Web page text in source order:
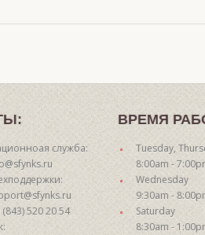
служба:
520 20 54
ВРЕМЯ
Tuesday,
8:00am -
Wednesday
9:30am -
Saturday
8:30am -